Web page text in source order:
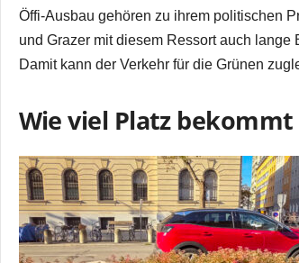
Öffi-Ausbau gehören zu ihrem politischen
und Grazer mit diesem Ressort auch
Damit kann der Verkehr für die Grünen
Wie viel Platz bekommt